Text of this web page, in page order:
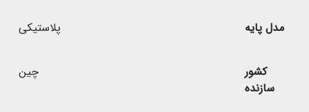
مدل پایه پلاستیکی
کشور
سازنده
چین